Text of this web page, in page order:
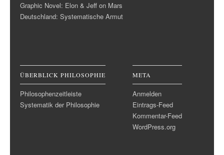
Graphic Novel: Elon & Jeff on Mars
Deutschland: Systematische Armut
ÜBERBLICK PHILOSOPHIE
Philosophenzeitleiste
Systematik der Philosophie
META
Anmelden
Eintrags-Feed
Kommentar-Feed
WordPress.org